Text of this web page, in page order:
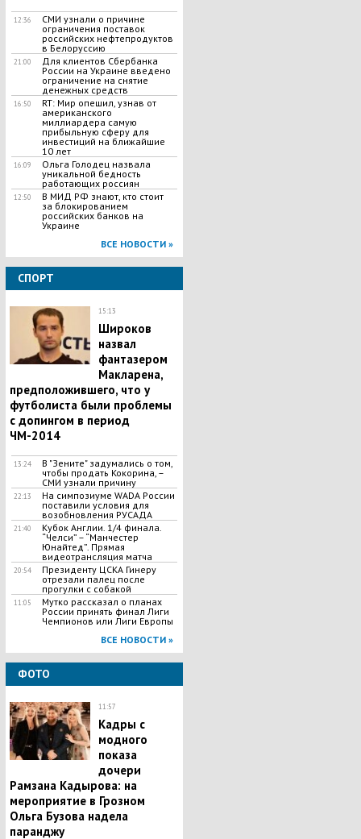
12:36
СМИ узнали о причине
ограничения поставок
российских нефтепродуктов
в Белоруссию
21:00
Для клиентов Сбербанка
России на Украине введено
ограничение на снятие
денежных средств
16:50
RT: Мир опешил, узнав от
американского
миллиардера самую
прибыльную сферу для
инвестиций на ближайшие
10 лет
16:09
Ольга Голодец назвала
уникальной бедность
работающих россиян
12:50
В МИД РФ знают, кто стоит
за блокированием
российских банков на
Украине
ВСЕ НОВОСТИ »
СПОРТ
15:13
Широков
назвал
фантазером
Макларена,
предположившего, что у
футболиста были проблемы
с допингом в период
ЧМ-2014
13:24
В "Зените" задумались о том,
чтобы продать Кокорина, –
СМИ узнали причину
22:13
На симпозиуме WADA России
поставили условия для
возобновления РУСАДА
21:40
Кубок Англии. 1/4 финала.
“Челси” – “Манчестер
Юнайтед”. Прямая
видеотрансляция матча
20:54
Президенту ЦСКА Гинеру
отрезали палец после
прогулки с собакой
11:05
Мутко рассказал о планах
России принять финал Лиги
Чемпионов или Лиги Европы
ВСЕ НОВОСТИ »
ФОТО
11:57
Кадры с
модного
показа
дочери
Рамзана Кадырова: на
мероприятие в Грозном
Ольга Бузова надела
паранджу